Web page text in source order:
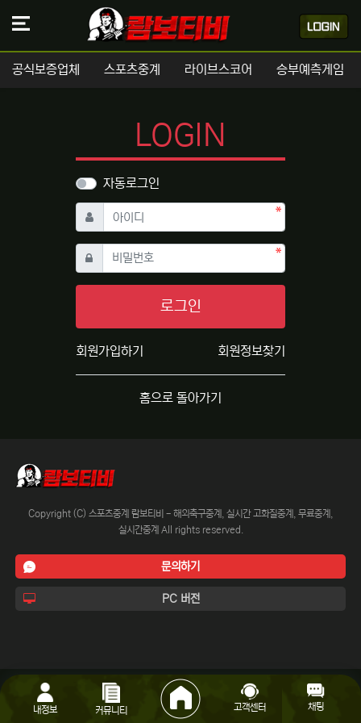
공식보증업체 스포츠중계 라이브스코어 승부예측게임
LOGIN
자동로그인
아이디 필수
비밀번호필수
로그인
회원가입하기 회원정보찾기
홈으로 돌아가기
Copyright (C) 스포츠중계 람보티비 - 해외축구중계, 실시간 고화질중계, 무료중계,
실시간중계 All rights reserved.
문의하기
PC 버전
내정보 커뮤니티 고객센터 채팅